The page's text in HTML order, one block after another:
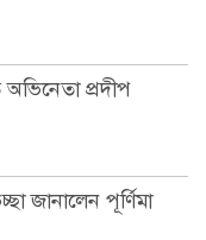
অভিনেতা প্রদীপ
জানালেন পূর্ণিমা